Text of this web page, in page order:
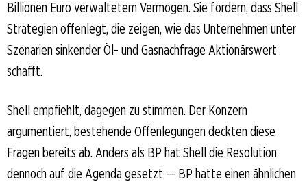
Billionen Euro verwaltetem Vermögen. Sie fordern, dass Shell
Strategien offenlegt, die zeigen, wie das Unternehmen unter
Szenarien sinkender Öl- und Gasnachfrage Aktionärswert
schafft.
Shell empfiehlt, dagegen zu stimmen. Der Konzern
argumentiert, bestehende Offenlegungen deckten diese
Fragen bereits ab. Anders als BP hat Shell die Resolution
dennoch auf die Agenda gesetzt — BP hatte einen ähnlichen